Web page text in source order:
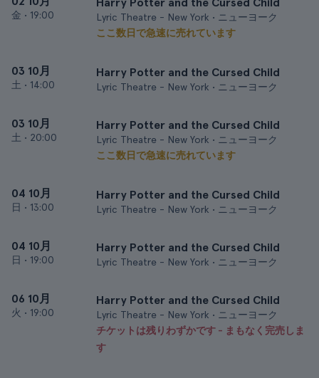
金 • 19:00
Lyric Theatre - New York • ニューヨーク
ここ数日で急速に売れています
03 10月
土 • 14:00
Harry Potter and the Cursed Child
Lyric Theatre - New York • ニューヨーク
03 10月
土 • 20:00
Harry Potter and the Cursed Child
Lyric Theatre - New York • ニューヨーク
ここ数日で急速に売れています
04 10月
日 • 13:00
Harry Potter and the Cursed Child
Lyric Theatre - New York • ニューヨーク
04 10月
日 • 19:00
Harry Potter and the Cursed Child
Lyric Theatre - New York • ニューヨーク
06 10月
火 • 19:00
Harry Potter and the Cursed Child
Lyric Theatre - New York • ニューヨーク
チケットは残りわずかです - まもなく完売しま
す